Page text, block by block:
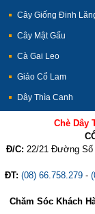
Cây Giống Đinh
Cây Mật Gấu
Cà Gai Leo
Giảo Cổ Lam
Dây Thìa Canh
Chè Dây
Đ/C: 22/21 Đường Số
ĐT: (08) 66.758.279 -
Chăm Sóc Khách